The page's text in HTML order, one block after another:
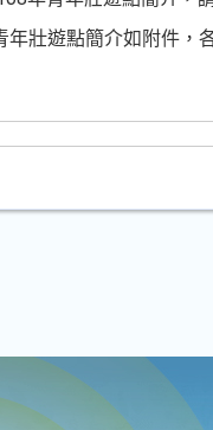
年壯遊點簡介如附件，